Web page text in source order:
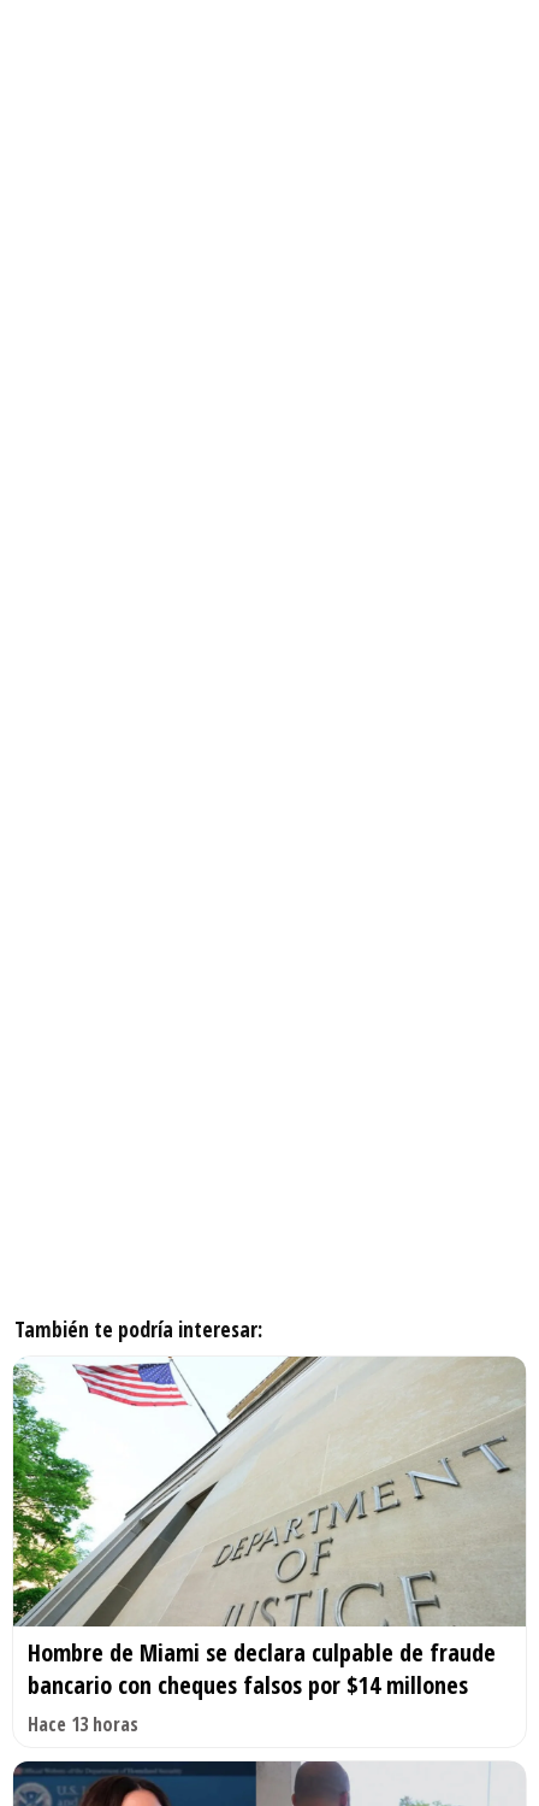
También te podría interesar:
Hombre de Miami se declara culpable de fraude
bancario con cheques falsos por $14 millones
Hace 13 horas